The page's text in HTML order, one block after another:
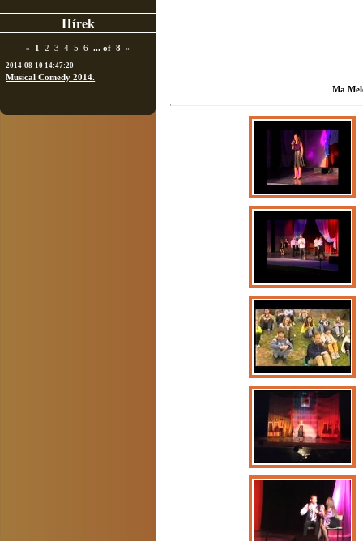
Hírek
« 1 2 3 4 5 6 ... of 8 »
2014-08-10 14:47:20
Musical Comedy 2014.
Ma